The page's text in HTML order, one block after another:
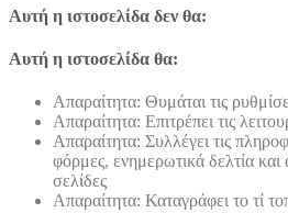
Αυτή η ιστοσελίδα δεν θα:
Αυτή η ιστοσελίδα θα:
Απαραίτητα: Θυμάται τις
Απαραίτητα: Επιτρέπει τις
Απαραίτητα: Συλλέγει τις
φόρμες, ενημερωτικά δελτία και
σελίδες
Απαραίτητα: Καταγράφει το τί